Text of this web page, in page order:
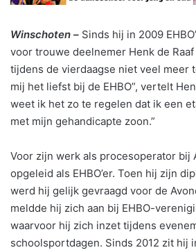
Winschoten – Sinds hij in 2009
voor trouwe deelnemer Henk de
tijdens de vierdaagse niet veel meer
mij het liefst bij de EHBO”, vertelt
weet ik het zo te regelen dat ik een
met mijn gehandicapte zoon.”
Voor zijn werk als procesoperator bij
opgeleid als EHBO’er. Toen hij zijn
werd hij gelijk gevraagd voor de
meldde hij zich aan bij EHBO-
waarvoor hij zich inzet tijdens
schoolsportdagen. Sinds 2012 zit hij